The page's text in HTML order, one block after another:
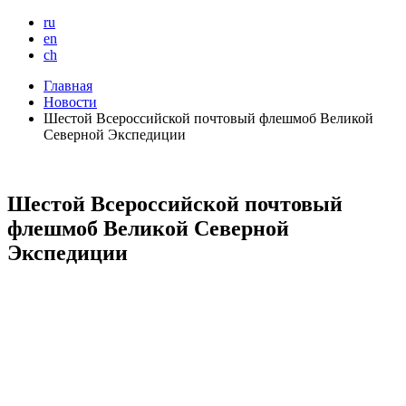
ru
en
ch
Главная
Новости
Шестой Всероссийской почтовый флешмоб Великой
Северной Экспедиции
Шестой Всероссийской почтовый
флешмоб Великой Северной
Экспедиции